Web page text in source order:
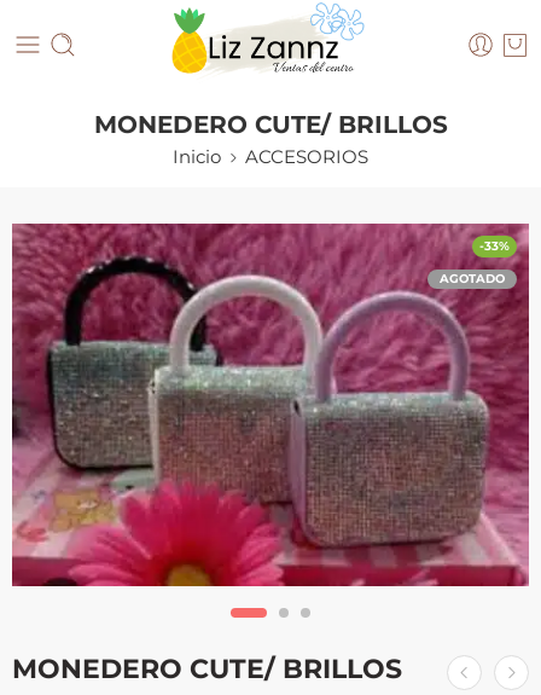
MONEDERO CUTE/ BRILLOS
Inicio ACCESORIOS
-33%
AGOTADO
MONEDERO CUTE/ BRILLOS